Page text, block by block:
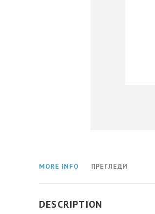
MORE INFO ПРЕГЛЕДИ
DESCRIPTION